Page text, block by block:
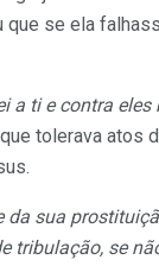
se ela
a ti e contra
tolerava atos
sua
se